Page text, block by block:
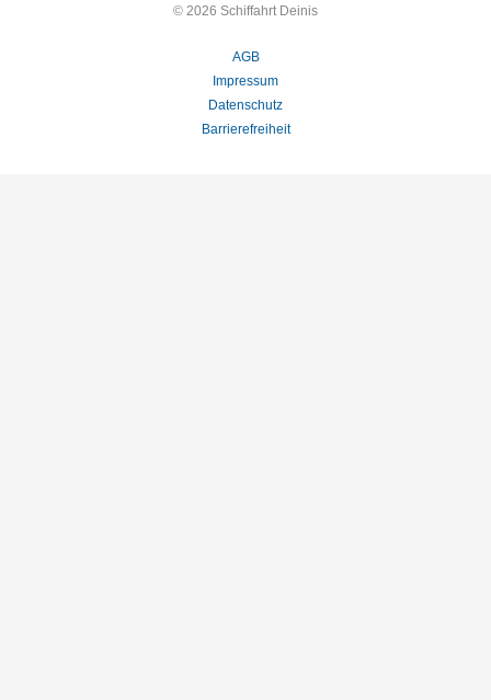
© 2026 Schiffahrt Deinis
AGB
Impressum
Datenschutz
Barrierefreiheit